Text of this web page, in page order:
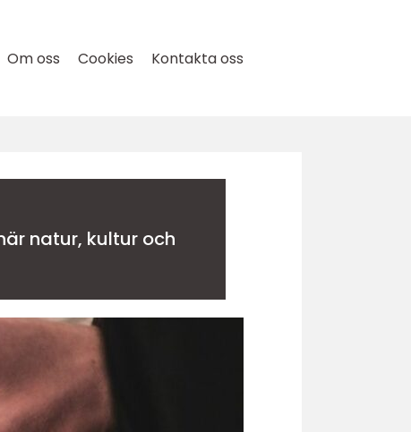
Om oss Cookies Kontakta oss